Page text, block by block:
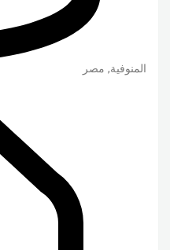
المنوفية, مصر